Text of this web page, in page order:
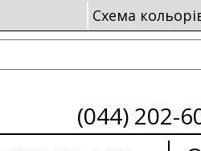
Схема
(044) 202-